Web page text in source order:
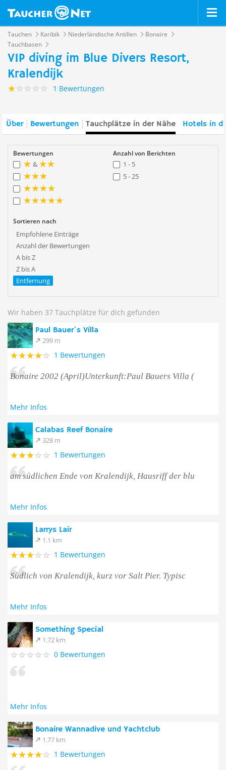
Tauchen Karibik Niederländische Antillen
Bonaire
Tauchbasen
VIP diving im Blue Divers Resort,
Kralendijk
1 Bewertungen
Über Bewertungen Tauchplätze in der Nähe Hotels in
Bewertungen
&
Anzahl von Berichten
1 - 5
5 - 25
Sortieren nach
Empfohlene Einträge
Anzahl der Bewertungen
A bis Z
Z bis A
Entfernung
Wir haben 37 Tauchplätze für dich gefunden
Paul Bauer`s Villa
299 m
1 Bewertungen
Bonaire 2002 (April)Unterkunft:Paul Bauers Villa (
Mehr Infos
Calabas Reef Bonaire
328 m
1 Bewertungen
am südlichen Ende von Kralendijk, Hausriff der blu
Mehr Infos
Larrys Lair
1.1 km
1 Bewertungen
Südlich von Kralendijk, kurz vor Salt Pier. Typisc
Mehr Infos
Something Special
1.72 km
0 Bewertungen
Mehr Infos
Bonaire Wannadive und Yachtclub
1.77 km
1 Bewertungen